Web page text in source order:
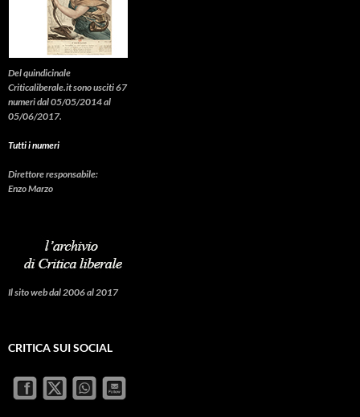
Del quindicinale
Criticaliberale.it sono usciti 67
numeri dal 05/05/2014 al
05/06/2017.
Tutti i numeri
Direttore responsabile:
Enzo Marzo
Il sito web dal 2006 al 2017
CRITICA SUI SOCIAL